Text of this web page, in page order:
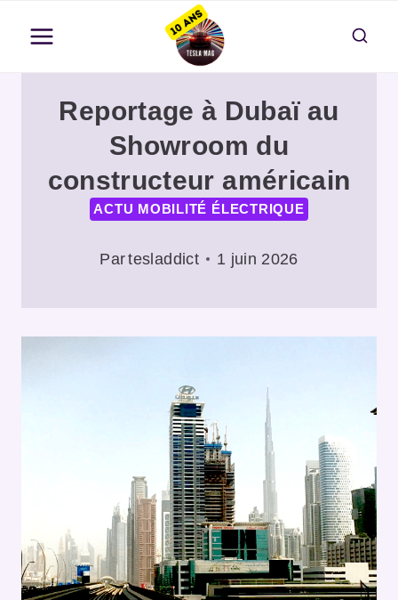
contenu
Reportage à Dubaï au
Showroom du
constructeur américain
ACTU MOBILITÉ ÉLECTRIQUE
Partesladdict 1 juin 2026